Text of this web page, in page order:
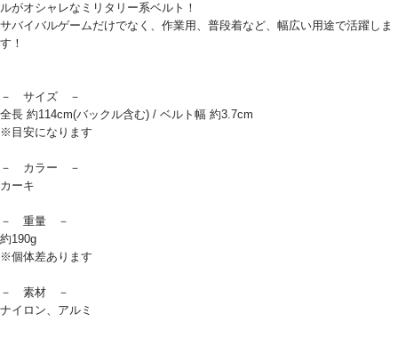
ルがオシャレなミリタリー系ベルト！
サバイバルゲームだけでなく、作業用、普段着など、幅広い用途で活躍しま
す！
－ サイズ －
全長 約114cm(バックル含む) / ベルト幅 約3.7cm
※目安になります
－ カラー －
カーキ
－ 重量 －
約190g
※個体差あります
－ 素材 －
ナイロン、アルミ